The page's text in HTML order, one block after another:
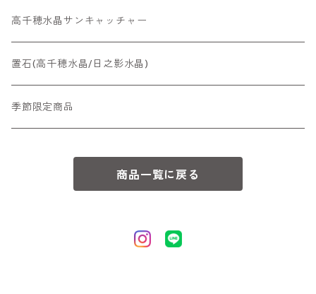
高千穂水晶サンキャッチャー
置石(高千穂水晶/日之影水晶)
季節限定商品
商品一覧に戻る